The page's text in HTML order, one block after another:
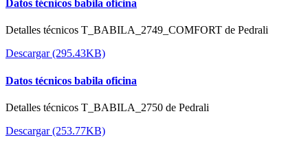
Datos técnicos babila oficina
Detalles técnicos T_BABILA_2749_COMFORT de Pedrali
Descargar (295.43KB)
Datos técnicos babila oficina
Detalles técnicos T_BABILA_2750 de Pedrali
Descargar (253.77KB)